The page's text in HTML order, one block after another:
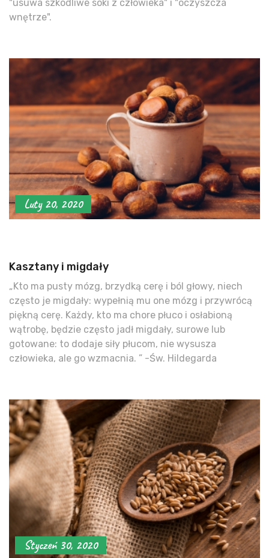
"usuwa szkodliwe soki z człowieka" i "oczyszcza
wnętrze".
Luty 20, 2020
Kasztany i migdały
„Kto ma pusty mózg, brzydką cerę i ból głowy, niech
często je migdały: wypełnią mu one mózg i przywrócą
piękną cerę. Każdy, kto ma chore płuco i osłabioną
wątrobę, będzie często jadł migdały, surowe lub
gotowane: to dodaje siły płucom, nie wysusza
człowieka, ale go wzmacnia. ” -Św. Hildegarda
Styczeń 30, 2020